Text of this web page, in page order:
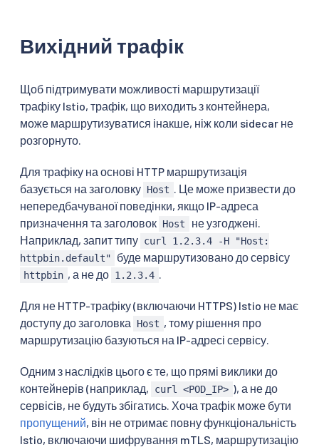
Вихідний трафік
Щоб підтримувати можливості маршрутизації
трафіку Istio, трафік, що виходить з контейнера,
може маршрутизуватися інакше, ніж коли sidecar не
розгорнуто.
Для трафіку на основі HTTP маршрутизація
базується на заголовку Host . Це може призвести до
непередбачуваної поведінки, якщо IP-адреса
призначення та заголовок Host
не узгоджені.
Наприклад, запит типу curl 1.2.3.4 -H "Host:
httpbin.default"
буде маршрутизовано до сервісу
httpbin , а не до 1.2.3.4 .
Для не HTTP-трафіку (включаючи HTTPS) Istio не має
доступу до заголовка
Host , тому рішення про
маршрутизацію базуються на IP-адресі сервісу.
Одним з наслідків цього є те, що прямі виклики до
контейнерів (наприклад,
curl <POD_IP> ), а не до
сервісів, не будуть збігатись. Хоча трафік може бути
пропущений, він не отримає повну функціональність
Istio, включаючи шифрування mTLS, маршрутизацію